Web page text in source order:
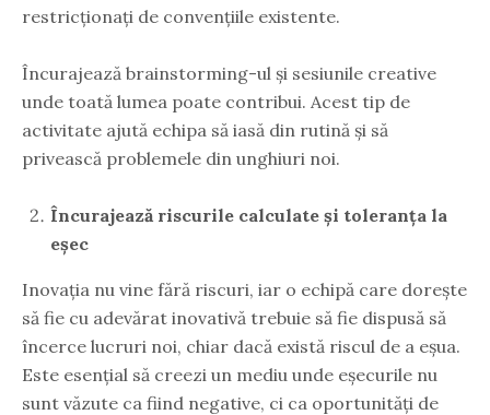
restricționați de convențiile existente.
Încurajează brainstorming-ul și sesiunile creative
unde toată lumea poate contribui. Acest tip de
activitate ajută echipa să iasă din rutină și să
privească problemele din unghiuri noi.
Încurajează riscurile calculate și toleranța la
eșec
Inovația nu vine fără riscuri, iar o echipă care dorește
să fie cu adevărat inovativă trebuie să fie dispusă să
încerce lucruri noi, chiar dacă există riscul de a eșua.
Este esențial să creezi un mediu unde eșecurile nu
sunt văzute ca fiind negative, ci ca oportunități de